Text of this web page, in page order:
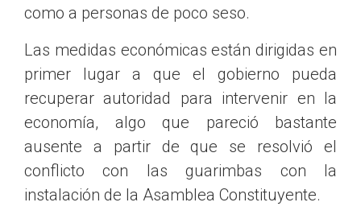
como a personas de poco seso.
Las medidas económicas están dirigidas en
primer lugar a que el gobierno pueda
recuperar autoridad para intervenir en la
economía, algo que pareció bastante
ausente a partir de que se resolvió el
conflicto con las guarimbas con la
instalación de la Asamblea Constituyente.